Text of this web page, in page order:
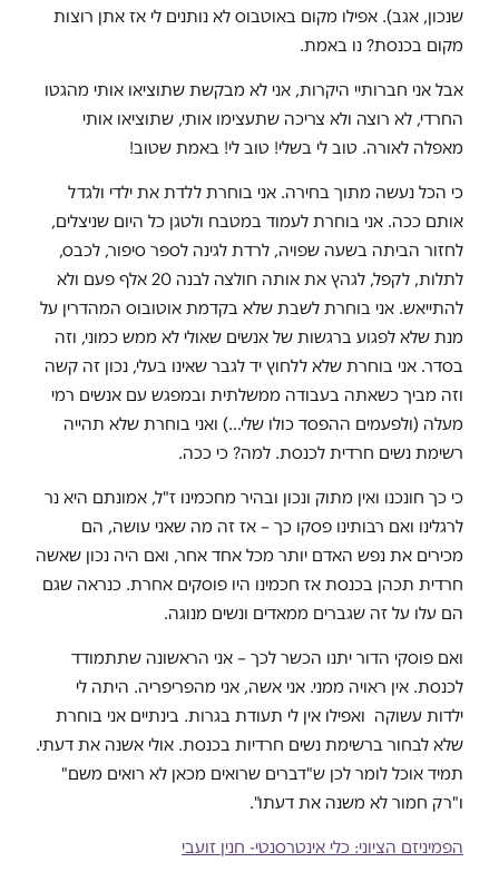
שנכון, אגב). אפילו מקום באוטבוס לא נותנים לי אז אתן רוצות
מקום בכנסת? נו באמת.
אבל אני חברותיי היקרות, אני לא מבקשת שתוציאו אותי מהגטו
החרדי, לא רוצה ולא צריכה שתעצימו אותי, שתוציאו אותי
מאפלה לאורה. טוב לי בשלי! טוב לי! באמת שטוב!
כי הכל נעשה מתוך בחירה. אני בוחרת ללדת את ילדי ולגדל
אותם ככה. אני בוחרת לעמוד במטבח ולטגן כל היום שניצלים,
לחזור הביתה בשעה שפויה, לרדת לגינה לספר סיפור, לכבס,
לתלות, לקפל, לגהץ את אותה חולצה לבנה 20 אלף פעם ולא
להתייאש. אני בוחרת לשבת שלא בקדמת אוטובוס המהדרין על
מנת שלא לפגוע ברגשות של אנשים שאולי לא ממש כמוני, וזה
בסדר. אני בוחרת שלא ללחוץ יד לגבר שאינו בעלי, נכון זה קשה
וזה מביך כשאתה בעבודה ממשלתית ובמפגש עם אנשים רמי
מעלה (ולפעמים ההפסד כולו שלי…) ואני בוחרת שלא תהייה
רשימת נשים חרדית לכנסת. למה? כי ככה.
כי כך חונכנו ואין מתוק ונכון ובהיר מחכמינו ז"ל, אמונתם היא נר
לרגלינו ואם רבותינו פסקו כך – אז זה מה שאני עושה, הם
מכירים את נפש האדם יותר מכל אחד אחר, ואם היה נכון שאשה
חרדית תכהן בכנסת אז חכמינו היו פוסקים אחרת. כנראה שגם
הם עלו על זה שגברים ממאדים ונשים מנוגה.
ואם פוסקי הדור יתנו הכשר לכך – אני הראשונה שתתמודד
לכנסת. אין ראויה ממני. אני אשה, אני מהפריפריה. היתה לי
ילדות עשוקה ואפילו אין לי תעודת בגרות. בינתיים אני בוחרת
שלא לבחור ברשימת נשים חרדיות בכנסת. אולי אשנה את דעתי.
תמיד אוכל לומר לכן ש"דברים שרואים מכאן לא רואים משם"
ו"רק חמור לא משנה את דעתו".
הפמיניזם הציוני: כלי אינטרסנטי- חנין זועבי